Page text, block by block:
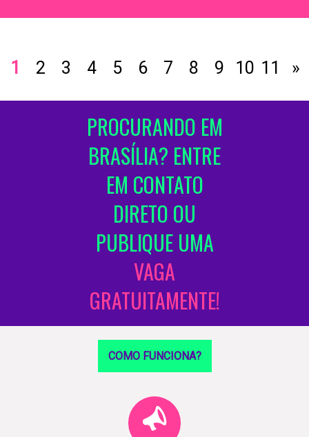
1 2 3 4 5 6 7 8 9 10 11 »
PROCURANDO EM
BRASÍLIA? ENTRE
EM CONTATO
DIRETO OU
PUBLIQUE UMA
VAGA
GRATUITAMENTE!
COMO FUNCIONA?